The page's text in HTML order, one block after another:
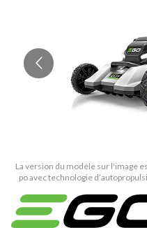
La version du modèle sur l'image
po avec technologie